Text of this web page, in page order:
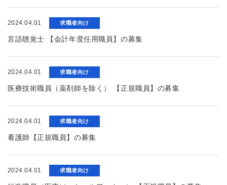
2024.04.01 求職者向け
言語聴覚士 【会計年度任用職員】の募集
2024.04.01 求職者向け
医療技術職員（薬剤師を除く） 【正規職員】の募集
2024.04.01 求職者向け
看護師【正規職員】の募集
2024.04.01 求職者向け